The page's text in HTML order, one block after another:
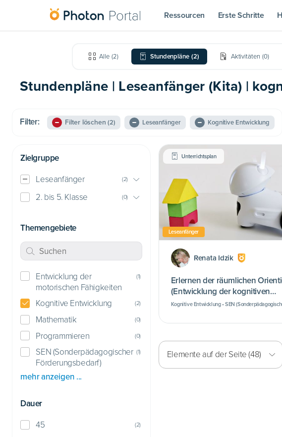
Ressourcen Erste Schritte
Alle (2) Stundenpläne (2) Aktivitäten (0)
Stundenpläne | Leseanfänger (Kita) |
Filter: Filter löschen (2) Leseanfänger Kognitive Entwicklung
Zielgruppe
Leseanfänger (2)
2. bis 5. Klasse (0)
Themengebiete
Entwicklung der
motorischen Fähigkeiten
(1)
Kognitive Entwicklung (2)
Mathematik (0)
Programmieren (0)
SEN (Sonderpädagogischer
Förderungsbedarf)
(1)
mehr anzeigen ...
Dauer
45 (2)
Unterrichtsplan
Leseanfänger
Renata Idzik
Erlernen der räumlichen
(Entwicklung der kognitiven
Kompetenz)
Kognitive Entwicklung • SEN
Elemente auf der Seite (48)